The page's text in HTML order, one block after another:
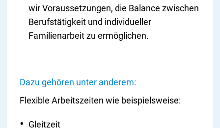
wir Voraussetzungen, die Balance zwischen
Berufstätigkeit und individueller
Familienarbeit zu ermöglichen.
Dazu gehören unter anderem:
Flexible Arbeitszeiten wie beispielsweise:
Gleitzeit